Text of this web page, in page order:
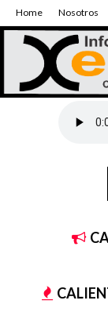
Home Nosotros